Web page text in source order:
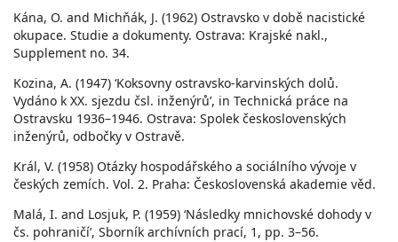
Kána, O. and Michňák, J. (1962) Ostravsko v době nacistické
okupace. Studie a dokumenty. Ostrava: Krajské nakl.,
Supplement no. 34.
Kozina, A. (1947) ‘Koksovny ostravsko-karvinských dolů.
Vydáno k XX. sjezdu čsl. inženýrů’, in Technická práce na
Ostravsku 1936–1946. Ostrava: Spolek československých
inženýrů, odbočky v Ostravě.
Král, V. (1958) Otázky hospodářského a sociálního vývoje v
českých zemích. Vol. 2. Praha: Československá akademie věd.
Malá, I. and Losjuk, P. (1959) ‘Následky mnichovské dohody v
čs. pohraničí’, Sborník archívních prací, 1, pp. 3–56.